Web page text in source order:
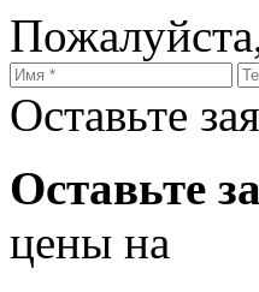
Оставьте
Оставьте
цены на